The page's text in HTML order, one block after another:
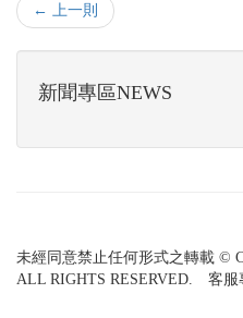
← 上一則
新聞專區NEWS
未經同意禁止任何形式之轉載 ©
ALL RIGHTS RESERVED. 客服